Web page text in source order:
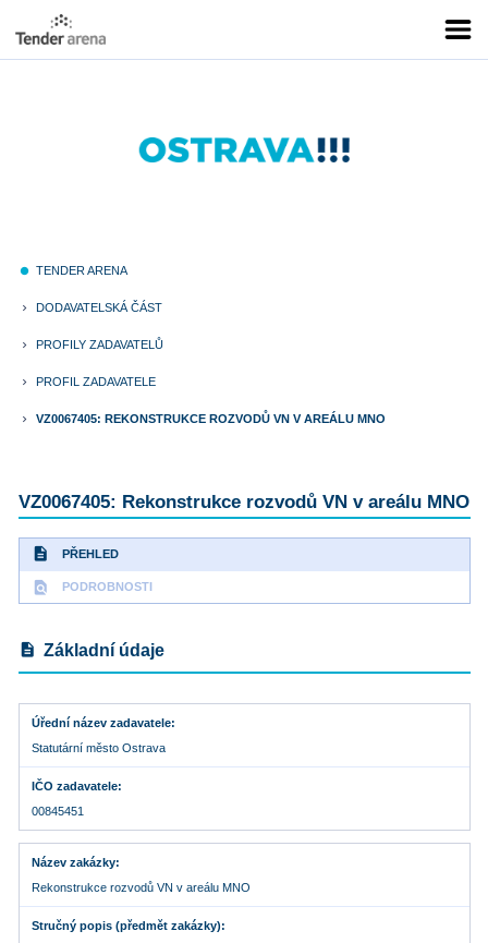
fiber_manual_record TENDER ARENA
keyboard_arrow_right DODAVATELSKÁ ČÁST
keyboard_arrow_right PROFILY ZADAVATELŮ
keyboard_arrow_right PROFIL ZADAVATELE
keyboard_arrow_right VZ0067405: REKONSTRUKCE ROZVODŮ VN V AREÁLU MNO
VZ0067405: Rekonstrukce rozvodů VN v areálu MNO
description PŘEHLED
find_in_page PODROBNOSTI
description Základní údaje
Úřední název zadavatele
Statutární město Ostrava
IČO zadavatele
00845451
Název zakázky
Rekonstrukce rozvodů VN v areálu MNO
Stručný popis (předmět zakázky)